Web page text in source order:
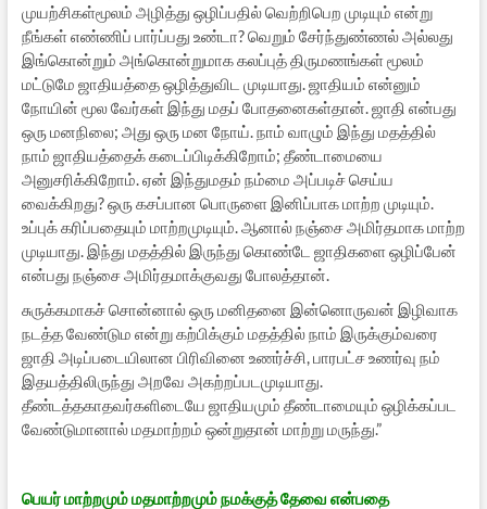
முயற்சிகள்மூலம் அழித்து ஒழிப்பதில் வெற்றிபெற முடியும் என்று
நீங்கள் எண்ணிப் பார்ப்பது உண்டா? வெறும் சேர்ந்துண்ணல் அல்லது
இங்கொன்றும் அங்கொன்றுமாக கலப்புத் திருமணங்கள் மூலம்
மட்டுமே ஜாதியத்தை ஒழித்துவிட முடியாது. ஜாதியம் என்னும்
நோயின் மூல வேர்கள் இந்து மதப் போதனைகள்தான். ஜாதி என்பது
ஒரு மனநிலை; அது ஒரு மன நோய். நாம் வாழும் இந்து மதத்தில்
நாம் ஜாதியத்தைக் கடைப்பிடிக்கிறோம்; தீண்டாமையை
அனுசரிக்கிறோம். ஏன் இந்துமதம் நம்மை அப்படிச் செய்ய
வைக்கிறது? ஒரு கசப்பான பொருளை இனிப்பாக மாற்ற முடியும்.
உப்புக் கரிப்பதையும் மாற்றமுடியும். ஆனால் நஞ்சை அமிர்தமாக மாற்ற
முடியாது. இந்து மதத்தில் இருந்து கொண்டே ஜாதிகளை ஒழிப்பேன்
என்பது நஞ்சை அமிர்தமாக்குவது போலத்தான்.
சுருக்கமாகச் சொன்னால் ஒரு மனிதனை இன்னொருவன் இழிவாக
நடத்த வேண்டும என்று கற்பிக்கும் மதத்தில் நாம் இருக்கும்வரை
ஜாதி அடிப்படையிலான பிரிவினை உணர்ச்சி, பாரபட்ச உணர்வு நம்
இதயத்திலிருந்து அறவே அகற்றப்படமுடியாது.
தீண்டத்தகாதவர்களிடையே ஜாதியமும் தீண்டாமையும் ஒழிக்கப்பட
வேண்டுமானால் மதமாற்றம் ஒன்றுதான் மாற்று மருந்து.”
பெயர் மாற்றமும் மதமாற்றமும் நமக்குத் தேவை என்பதை